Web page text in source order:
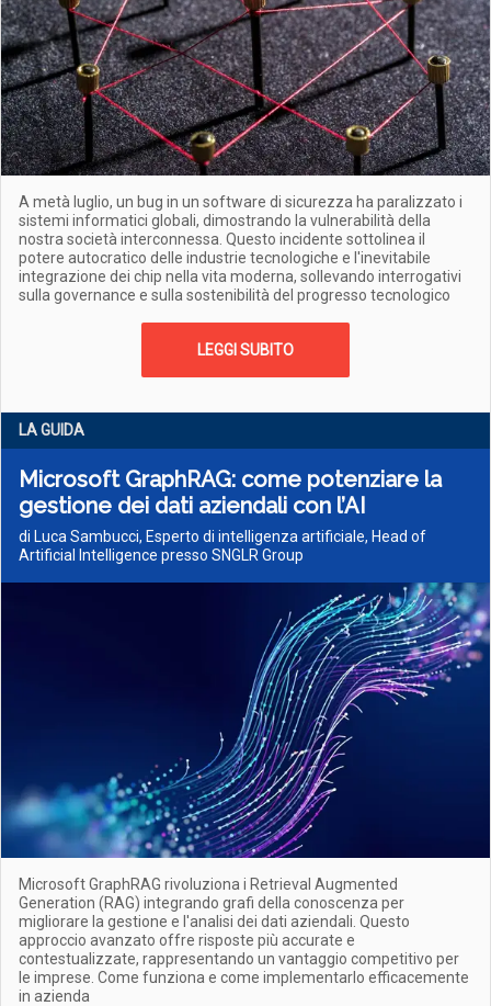
A metà luglio, un bug in un software di sicurezza ha paralizzato i
sistemi informatici globali, dimostrando la vulnerabilità della
nostra società interconnessa. Questo incidente sottolinea il
potere autocratico delle industrie tecnologiche e l'inevitabile
integrazione dei chip nella vita moderna, sollevando interrogativi
sulla governance e sulla sostenibilità del progresso tecnologico
LEGGI SUBITO
LA GUIDA
Microsoft GraphRAG: come potenziare la
gestione dei dati aziendali con l’AI
di Luca Sambucci, Esperto di intelligenza artificiale, Head of
Artificial Intelligence presso SNGLR Group
Microsoft GraphRAG rivoluziona i Retrieval Augmented
Generation (RAG) integrando grafi della conoscenza per
migliorare la gestione e l'analisi dei dati aziendali. Questo
approccio avanzato offre risposte più accurate e
contestualizzate, rappresentando un vantaggio competitivo per
le imprese. Come funziona e come implementarlo efficacemente
in azienda